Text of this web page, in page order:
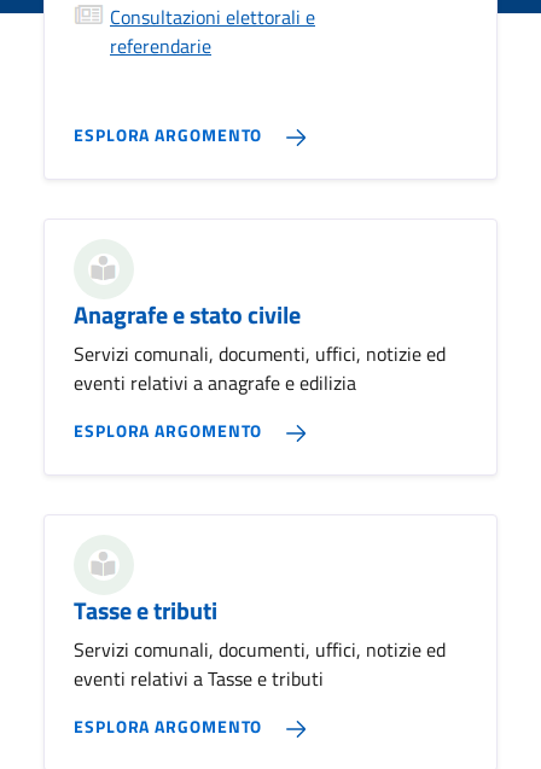
Consultazioni elettorali e
referendarie
ESPLORA ARGOMENTO
Anagrafe e stato civile
Servizi comunali, documenti, uffici, notizie ed
eventi relativi a anagrafe e edilizia
ESPLORA ARGOMENTO
Tasse e tributi
Servizi comunali, documenti, uffici, notizie ed
eventi relativi a Tasse e tributi
ESPLORA ARGOMENTO